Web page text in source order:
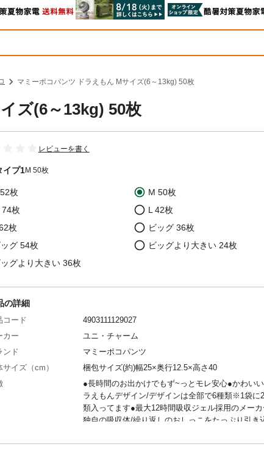
マミーポコパンツ ドラえもん Mサイズ(6～13kg) 50枚
ズ(6～13kg) 50枚
レビューを書く
イプ1M 50枚
枚
M 50枚
74枚
L 42枚
枚
ビッグ 36枚
ッグ 54枚
ビッグより大きい 24枚
ッグより大きい 36枚
の詳細
コード
4903111129027
カー
ユニ・チャーム
ンド
マミーポコパンツ
サイズ（cm）
梱包サイズ(約)幅25×奥行12.5×高さ40
●長時間のお出かけでもず~っとモレ安心●かわい
ラえもんデザイン/デザインは全部で6種類※1袋に
類入ってます●最大12時間吸収ジェル採用のメーカ
独自の吸収体/繰り返しのおしっこをたっぷり引き
差があります